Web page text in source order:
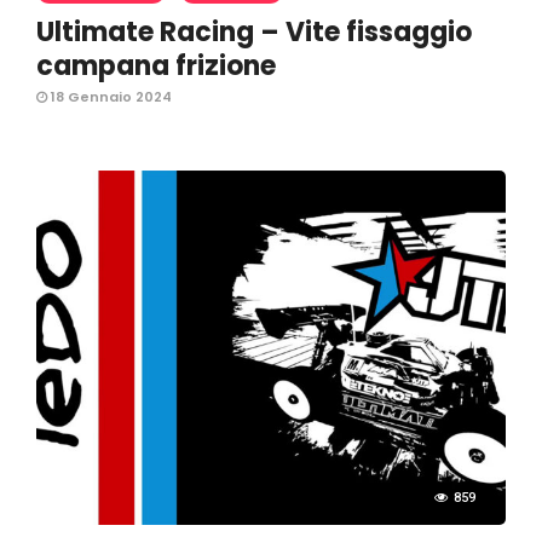
Ultimate Racing – Vite fissaggio
campana frizione
18 Gennaio 2024
859